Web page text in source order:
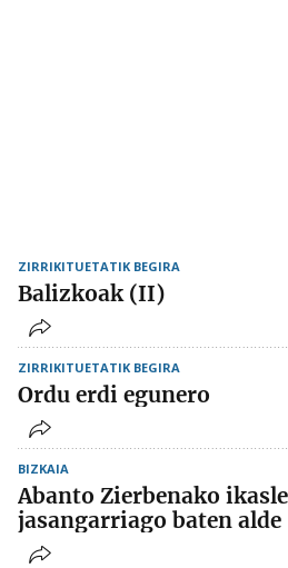
ZIRRIKITUETATIK BEGIRA
Balizkoak (II)
ZIRRIKITUETATIK BEGIRA
Ordu erdi egunero
BIZKAIA
Abanto Zierbenako
jasangarriago baten alde